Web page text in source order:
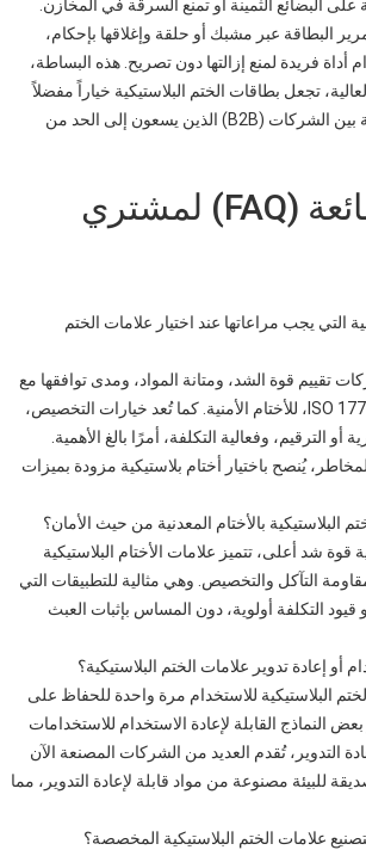
على البضائع الثمينة أو تمنع السرقة في المخازن.
البطاقة عبر مشبك أو حلقة وإغلاقها بإحكام،
أداة فريدة لمنع إزالتها دون تصريح. هذه البساطة،
تجعل بطاقات الختم البلاستيكية خياراً مفضلاً
لمشتري الأعمال التجارية بين الشركات (B2B) الذين يسعون إلى الحد من
الأسئلة الشائعة (FAQ) لمشتري
التي يجب مراعاتها عند اختيار علامات الختم
تقييم قوة الشد، ومتانة المواد، ومدى توافقها مع
المعايير الدولية، مثل ISO 17712، للأختام الأمنية. كما تُعد خيارات التخصيص،
أو الترقيم، وفعالية التكلفة، أمرًا بالغ الأهمية.
يُنصح باختيار أختام بلاستيكية مزودة بميزات
قوة شد أعلى، تتميز علامات الأختام البلاستيكية
التآكل والتخصيص. وهي مثالية للتطبيقات التي
قيود التكلفة أولوية، دون المساس بإثبات العبث
البلاستيكية للاستخدام مرة واحدة للحفاظ على
النماذج القابلة لإعادة الاستخدام للاستخدامات
التدوير، تُقدم العديد من الشركات المصنعة الآن
للبيئة مصنوعة من مواد قابلة لإعادة التدوير، مما